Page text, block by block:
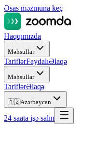
Əsas məzmuna keç
Haqqımızda
Məhsullar
TariflərFaydalıƏlaqə
Məhsullar
TariflərƏlaqə
🇦🇿Azərbaycan
24 saata işə salın